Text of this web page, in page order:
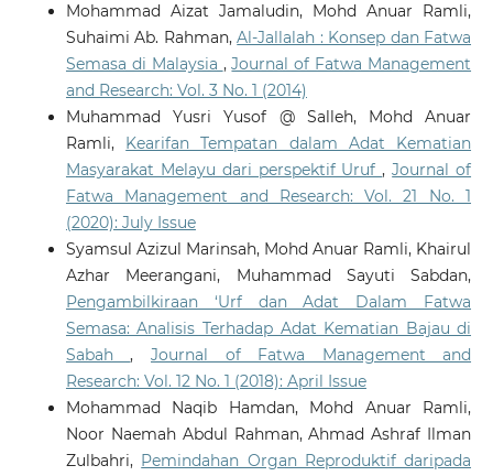
Mohammad Aizat Jamaludin, Mohd Anuar Ramli,
Suhaimi Ab. Rahman,Al-Jallalah : Konsep dan Fatwa
Semasa di Malaysia ,Journal of Fatwa Management
and Research: Vol. 3 No. 1 (2014)
Muhammad Yusri Yusof @ Salleh, Mohd Anuar
Ramli, Kearifan Tempatan dalam Adat Kematian
Masyarakat Melayu dari perspektif Uruf,Journal of
Fatwa Management and Research: Vol. 21 No. 1
(2020): July Issue
Syamsul Azizul Marinsah, Mohd Anuar Ramli, Khairul
Azhar Meerangani, Muhammad Sayuti Sabdan,
Pengambilkiraan ‘Urf dan Adat Dalam Fatwa
Semasa: Analisis Terhadap Adat Kematian Bajau di
Sabah, Journal of Fatwa Management and
Research: Vol. 12 No. 1 (2018): April Issue
Mohammad Naqib Hamdan, Mohd Anuar Ramli,
Noor Naemah Abdul Rahman, Ahmad Ashraf Ilman
Zulbahri, Pemindahan Organ Reproduktif daripada